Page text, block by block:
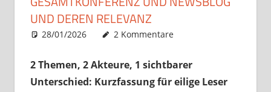
UND DEREN RELEVANZ
28/01/2026 Christian J. Becker
Uncategorized
2 Kommentare
2 Themen, 2 Akteure, 1 sichtbarer
Unterschied: Kurzfassung für eilige Leser